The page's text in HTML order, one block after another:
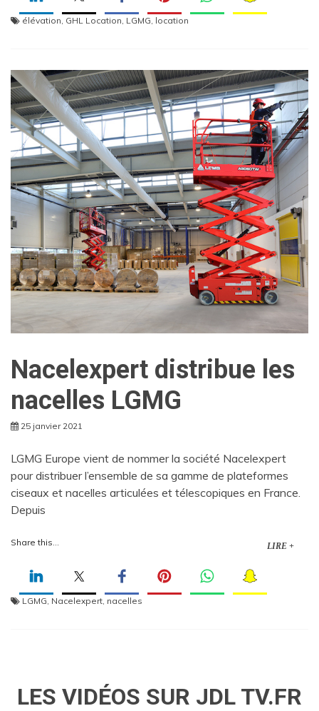
élévation GHL Location LGMG location
Nacelexpert distribue les
nacelles LGMG
25 janvier 2021
LGMG Europe vient de nommer la société Nacelexpert
pour distribuer l’ensemble de sa gamme de plateformes
ciseaux et nacelles articulées et télescopiques en France.
Depuis
Share this... LIRE +
LGMG Nacelexpert nacelles
LES VIDÉOS SUR JDL TV.FR